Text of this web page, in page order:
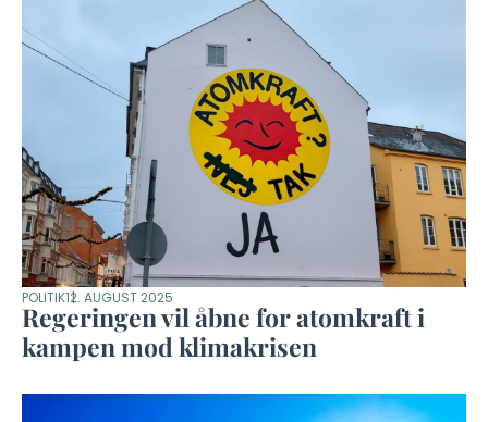
POLITIK12. AUGUST 2025
Regeringen vil åbne for atomkraft i
kampen mod klimakrisen